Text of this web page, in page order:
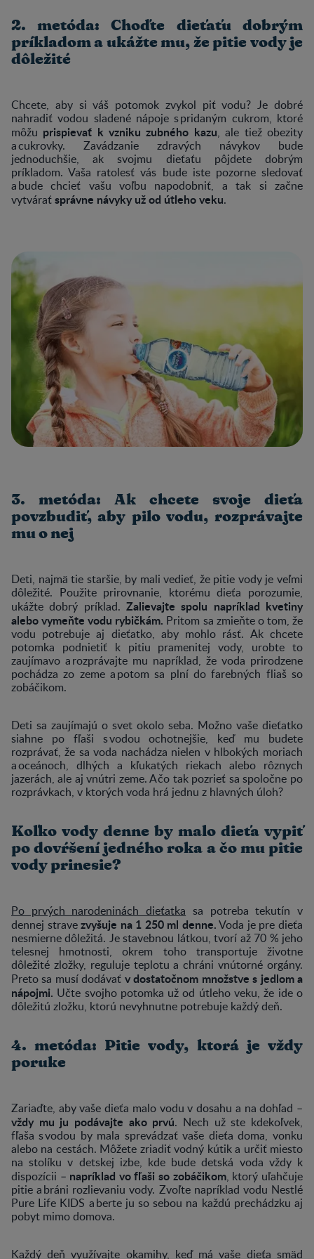
2. metóda: Choďte dieťaťu dobrým
príkladom a ukážte mu, že pitie vody je
dôležité
Chcete, aby si váš potomok zvykol piť vodu? Je dobré
nahradiť vodou sladené nápoje s pridaným cukrom, ktoré
môžu prispievať k vzniku zubného kazu, ale tiež obezity
a cukrovky. Zavádzanie zdravých návykov bude
jednoduchšie, ak svojmu dieťaťu pôjdete dobrým
príkladom. Vaša ratolesť vás bude iste pozorne sledovať
a bude chcieť vašu voľbu napodobniť, a tak si začne
vytváraťsprávne návyky už od útleho veku.
3. metóda: Ak chcete svoje dieťa
povzbudiť, aby pilo vodu, rozprávajte
mu o nej
Deti, najmä tie staršie, by mali vedieť, že pitie vody je veľmi
dôležité. Použite prirovnanie, ktorému dieťa porozumie,
ukážte dobrý príklad. Zalievajte spolu napríklad kvetiny
alebo vymeňte vodu rybičkám. Pritom sa zmieňte o tom, že
vodu potrebuje aj dieťatko, aby mohlo rásť. Ak chcete
potomka podnietiť k pitiu pramenitej vody, urobte to
zaujímavo a rozprávajte mu napríklad, že voda prirodzene
pochádza zo zeme a potom sa plní do farebných fliaš so
zobáčikom.
Deti sa zaujímajú o svet okolo seba. Možno vaše dieťatko
siahne po fľaši s vodou ochotnejšie, keď mu budete
rozprávať, že sa voda nachádza nielen v hlbokých moriach
a oceánoch, dlhých a kľukatých riekach alebo rôznych
jazerách, ale aj vnútri zeme. A čo tak pozrieť sa spoločne po
rozprávkach, v ktorých voda hrá jednu z hlavných úloh?
Koľko vody denne by malo dieťa vypiť
po dovŕšení jedného roka a čo mu pitie
vody prinesie?
Po prvých narodeninách dieťatka sa potreba tekutín v
dennej stravezvyšuje na 1 250 ml denne.Voda je pre dieťa
nesmierne dôležitá. Je stavebnou látkou, tvorí až 70 % jeho
telesnej hmotnosti, okrem toho transportuje životne
dôležité zložky, reguluje teplotu a chráni vnútorné orgány.
Preto sa musí dodávať v dostatočnom množstve s jedlom a
nápojmi. Učte svojho potomka už od útleho veku, že ide o
dôležitú zložku, ktorú nevyhnutne potrebuje každý deň.
4. metóda: Pitie vody, ktorá je vždy
poruke
Zariaďte, aby vaše dieťa malo vodu v dosahu a na dohľad –
vždy mu ju podávajte ako prvú. Nech už ste kdekoľvek,
fľaša s vodou by mala sprevádzať vaše dieťa doma, vonku
alebo na cestách. Môžete zriadiť vodný kútik a určiť miesto
na stolíku v detskej izbe, kde bude detská voda vždy k
dispozícii – napríklad vo fľaši so zobáčikom, ktorý uľahčuje
pitie a bráni rozlievaniu vody. Zvoľte napríklad vodu Nestlé
Pure Life KIDS a berte ju so sebou na každú prechádzku aj
pobyt mimo domova.
Každý deň využívajte okamihy, keď má vaše dieťa smäd